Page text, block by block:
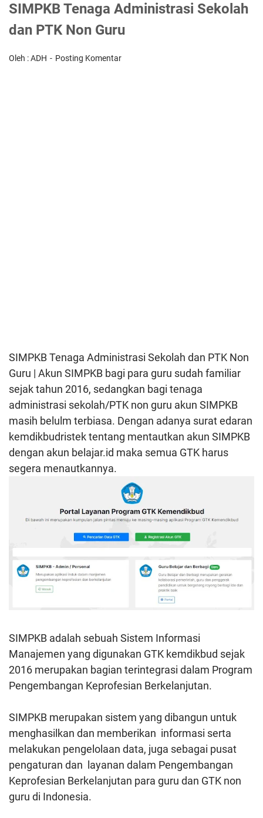
SIMPKB Tenaga Administrasi Sekolah
dan PTK Non Guru
Oleh : ADH Posting Komentar
SIMPKB Tenaga Administrasi Sekolah dan PTK Non
Guru | Akun SIMPKB bagi para guru sudah familiar
sejak tahun 2016, sedangkan bagi tenaga
administrasi sekolah/PTK non guru akun SIMPKB
masih belulm terbiasa. Dengan adanya surat edaran
kemdikbudristek tentang mentautkan akun SIMPKB
dengan akun belajar.id maka semua GTK harus
segera menautkannya.
SIMPKB adalah sebuah Sistem Informasi
Manajemen yang digunakan GTK kemdikbud sejak
2016 merupakan bagian terintegrasi dalam Program
Pengembangan Keprofesian Berkelanjutan.
SIMPKB merupakan sistem yang dibangun untuk
menghasilkan dan memberikan informasi serta
melakukan pengelolaan data, juga sebagai pusat
pengaturan dan layanan dalam Pengembangan
Keprofesian Berkelanjutan para guru dan GTK non
guru di Indonesia.